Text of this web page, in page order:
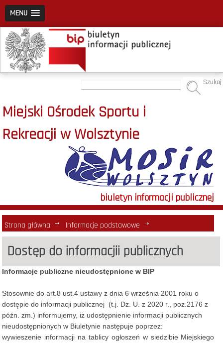
MENU
Szukaj
Miejski Ośrodek Sportu i
Rekreacji w Wolsztynie
biuletyn informacji publicznej
Strona główna
Informacje podstawowe
Dostęp do informacjii publicznych
Informacje publiczne nieudostępnione w BIP
Stosownie do art.8 ust.4 ustawy z dnia 6 września 2001 roku o
dostępie do informacji publicznej (t.j. Dz. U. z 2020 r., poz.2176 z
późn. zm.) informujemy, iż udostępnienie informacji publicznych
nieudostępnionych w Biuletynie następuje poprzez:
wywieszenie informacji na tablicy ogłoszeń w siedzibie Miejskiego